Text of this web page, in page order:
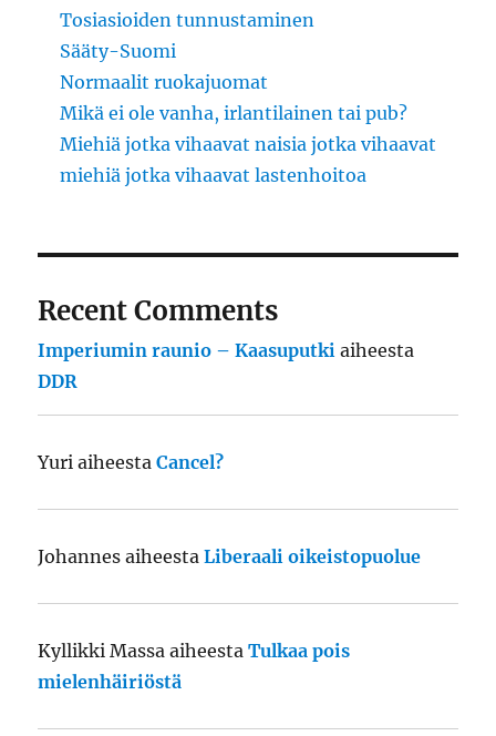
Tosiasioiden tunnustaminen
Sääty-Suomi
Normaalit ruokajuomat
Mikä ei ole vanha, irlantilainen tai pub?
Miehiä jotka vihaavat naisia jotka vihaavat
miehiä jotka vihaavat lastenhoitoa
Recent Comments
Imperiumin raunio – Kaasuputki aiheesta
DDR
Yuri aiheestaCancel?
Johannes aiheestaLiberaali oikeistopuolue
Kyllikki Massa aiheestaTulkaa pois
mielenhäiriöstä